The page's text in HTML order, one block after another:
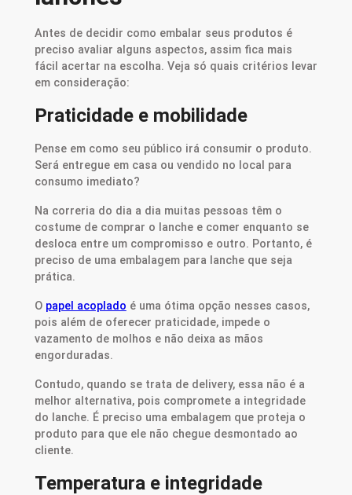
Antes de decidir como embalar seus produtos é
preciso avaliar alguns aspectos, assim fica mais
fácil acertar na escolha. Veja só quais critérios levar
em consideração:
Praticidade e mobilidade
Pense em como seu público irá consumir o produto.
Será entregue em casa ou vendido no local para
consumo imediato?
Na correria do dia a dia muitas pessoas têm o
costume de comprar o lanche e comer enquanto se
desloca entre um compromisso e outro. Portanto, é
preciso de uma embalagem para lanche que seja
prática.
O papel acoplado é uma ótima opção nesses casos,
pois além de oferecer praticidade, impede o
vazamento de molhos e não deixa as mãos
engorduradas.
Contudo, quando se trata de delivery, essa não é a
melhor alternativa, pois compromete a integridade
do lanche. É preciso uma embalagem que proteja o
produto para que ele não chegue desmontado ao
cliente.
Temperatura e integridade